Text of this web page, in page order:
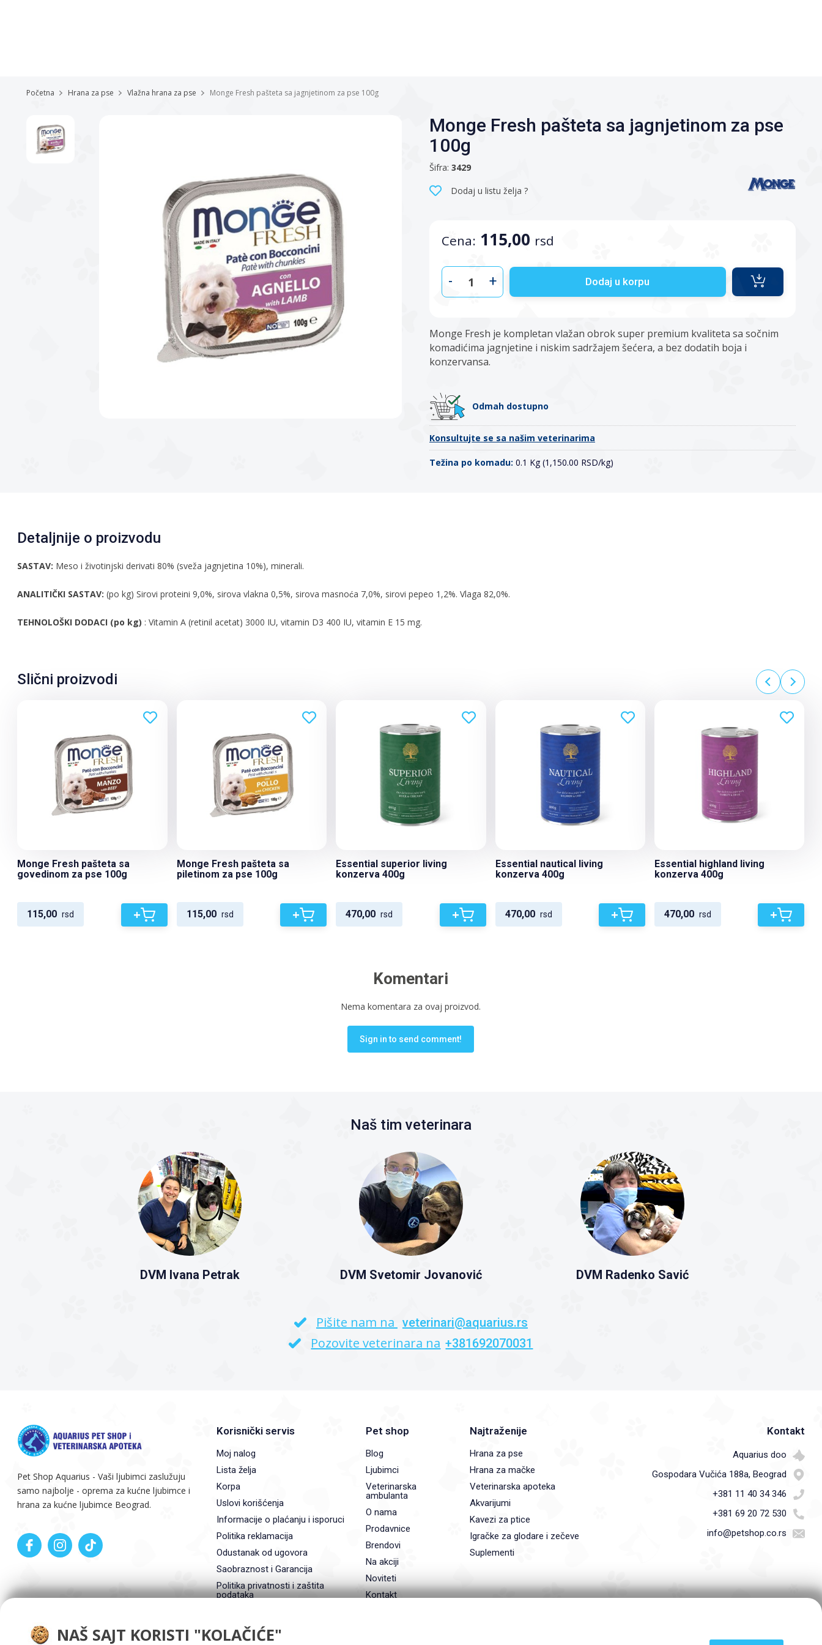
Početna Hrana za pse Vlažna hrana za pse Monge Fresh pašteta sa jagnjetinom za pse 100g
Monge Fresh pašteta sa jagnjetinom za pse
100g
Šifra: 3429
Dodaj u listu želja ?
Cena: 115,00 rsd
- + Dodaj u korpu
Monge Fresh je kompletan vlažan obrok super premium kvaliteta sa sočnim
komadićima jagnjetine i niskim sadržajem šećera, a bez dodatih boja i
konzervansa.
Odmah dostupno
Konsultujte se sa našim veterinarima
Težina po komadu: 0.1 Kg (1,150.00 RSD/kg)
Detaljnije o proizvodu
SASTAV: Meso i životinjski derivati 80% (sveža jagnjetina 10%), minerali.
ANALITIČKI SASTAV: (po kg) Sirovi proteini 9,0%, sirova vlakna 0,5%, sirova masnoća 7,0%, sirovi pepeo 1,2%. Vlaga 82,0%.
TEHNOLOŠKI DODACI (po kg) : Vitamin A (retinil acetat) 3000 IU, vitamin D3 400 IU, vitamin E 15 mg.
Slični proizvodi
Monge Fresh pašteta sa
govedinom za pse 100g
115,00 rsd +
Monge Fresh pašteta sa
piletinom za pse 100g
115,00 rsd +
Essential superior living
konzerva 400g
470,00 rsd +
Essential nautical living
konzerva 400g
470,00 rsd +
Essential highland living
konzerva 400g
470,00 rsd +
Komentari
Nema komentara za ovaj proizvod.
Sign in to send comment!
Naš tim veterinara
DVM Ivana Petrak DVM Svetomir Jovanović DVM Radenko Savić
Pišite nam na veterinari@aquarius.rs
Pozovite veterinara na +381692070031
Pet Shop Aquarius - Vaši ljubimci zaslužuju
samo najbolje - oprema za kućne ljubimce i
hrana za kućne ljubimce Beograd.
Korisnički servis
Moj nalog
Lista želja
Korpa
Uslovi korišćenja
Informacije o plaćanju i isporuci
Politika reklamacija
Odustanak od ugovora
Saobraznost i Garancija
Politika privatnosti i zaštita
podataka
Pet shop
Blog
Ljubimci
Veterinarska
ambulanta
O nama
Prodavnice
Brendovi
Na akciji
Noviteti
Kontakt
Najtraženije
Hrana za pse
Hrana za mačke
Veterinarska apoteka
Akvarijumi
Kavezi za ptice
Igračke za glodare i zečeve
Suplementi
Kontakt
Aquarius doo
Gospodara Vučića 188a, Beograd
+381 11 40 34 346
+381 69 20 72 530
info@petshop.co.rs
NAŠ SAJT KORISTI "KOLAČIĆE"